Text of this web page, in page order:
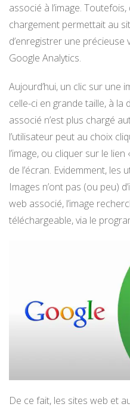
associé à l’image.
chargement permettait au
d’enregistrer une précieuse
Google Analytics.
Aujourd’hui, un clic sur une
celle-ci en grande taille, à
associé n’est plus chargé
l’utilisateur peut au choix
l’image, ou cliquer sur le lien
de l’écran. Evidemment,
Images n’ont pas (ou peu)
web associé, l’image
téléchargeable, via le
De ce fait, les sites web et